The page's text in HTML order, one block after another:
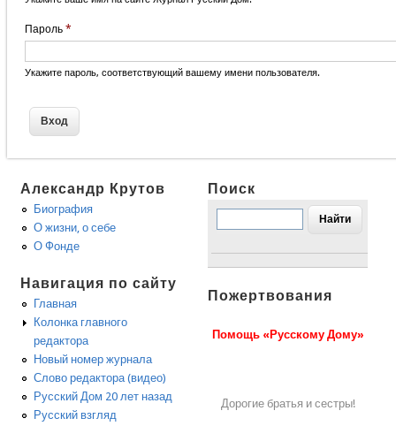
Пароль *
Укажите пароль, соответствующий вашему имени пользователя.
Александр Крутов
Биография
О жизни, о себе
О Фонде
Навигация по сайту
Главная
Колонка главного
редактора
Новый номер журнала
Слово редактора (видео)
Русский Дом 20 лет назад
Русский взгляд
Поиск
Пожертвования
Помощь «Русскому Дому»
Дорогие братья и сестры!